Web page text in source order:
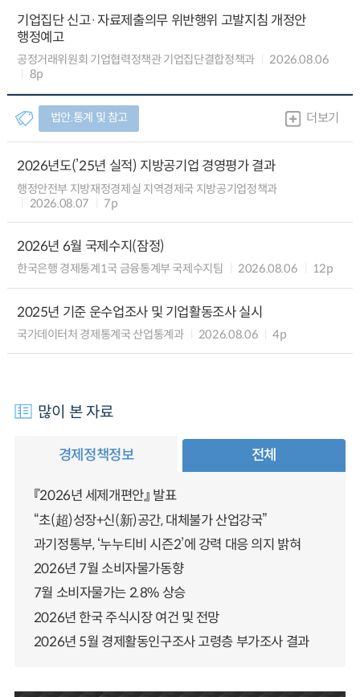
기업집단 신고·자료제출의무 위반행위 고발지침 개정안
행정예고
공정거래위원회 기업협력정책관 기업집단결합정책과
2026.08.06
8p
법안.통계 및 참고 더보기
2026년도(’25년 실적) 지방공기업 경영평가 결과
행정안전부 지방재정경제실 지역경제국 지방공기업정책과
2026.08.07
7p
2026년 6월 국제수지(잠정)
한국은행 경제통계1국 금융통계부 국제수지팀 2026.08.06 12p
2025년 기준 운수업조사 및 기업활동조사 실시
국가데이터처 경제통계국 산업통계과 2026.08.06 4p
많이 본 자료
경제정책정보 전체
『2026년 세제개편안』 발표
“초(超)성장+신(新)공간, 대체불가 산업강국”
과기정통부, ‘누누티비 시즌2’에 강력 대응 의지 밝혀
2026년 7월 소비자물가동향
7월 소비자물가는 2.8% 상승
2026년 한국 주식시장 여건 및 전망
2026년 5월 경제활동인구조사 고령층 부가조사 결과